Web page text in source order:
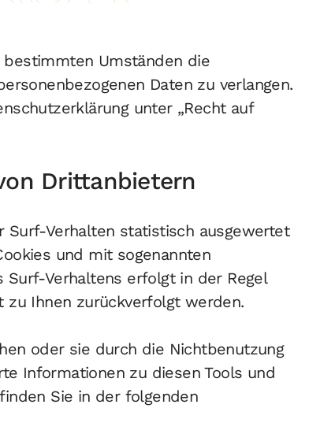
Umständen die
Daten zu verlangen.
unter „Recht auf
Drittanbietern
Surf-Verhalten statistisch ausgewertet
und mit sogenannten
Surf-Verhaltens erfolgt in der Regel
zu Ihnen zurückverfolgt werden.
oder sie durch die Nichtbenutzung
Informationen zu diesen Tools und
Sie in der folgenden